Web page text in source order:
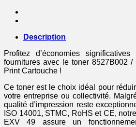
Description
Profitez d’économies
fournitures avec le toner 8527B002
Print Cartouche !
Ce toner est le choix idéal pour
votre entreprise ou collectivité.
qualité d’impression reste
ISO 14001, STMC, RoHS et CE,
EXV 49 assure un